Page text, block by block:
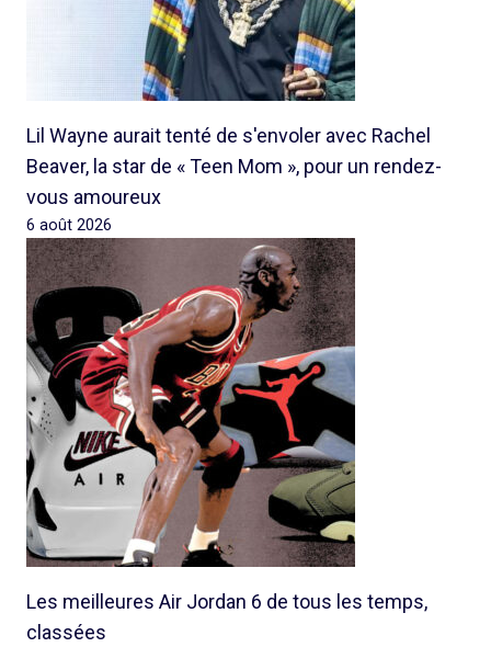
Lil Wayne aurait tenté de s'envoler avec Rachel
Beaver, la star de « Teen Mom », pour un rendez-
vous amoureux
6 août 2026
Les meilleures Air Jordan 6 de tous les temps,
classées